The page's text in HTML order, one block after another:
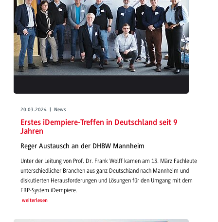
20.03.2024 | News
Erstes iDempiere-Treffen in Deutschland seit 9
Jahren
Reger Austausch an der DHBW Mannheim
Unter der Leitung von Prof. Dr. Frank Wolff kamen am 13. März Fachleute
unterschiedlicher Branchen aus ganz Deutschland nach Mannheim und
diskutierten Herausforderungen und Lösungen für den Umgang mit dem
ERP-System iDempiere.
weiterlesen